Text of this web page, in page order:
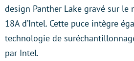
design Panther Lake gravé sur
18A d’Intel. Cette puce intègre
technologie de
par Intel.